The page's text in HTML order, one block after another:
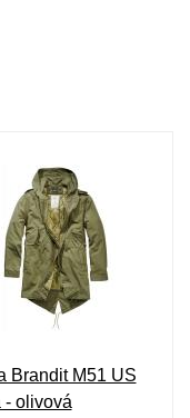
Brandit M51 US
- olivová